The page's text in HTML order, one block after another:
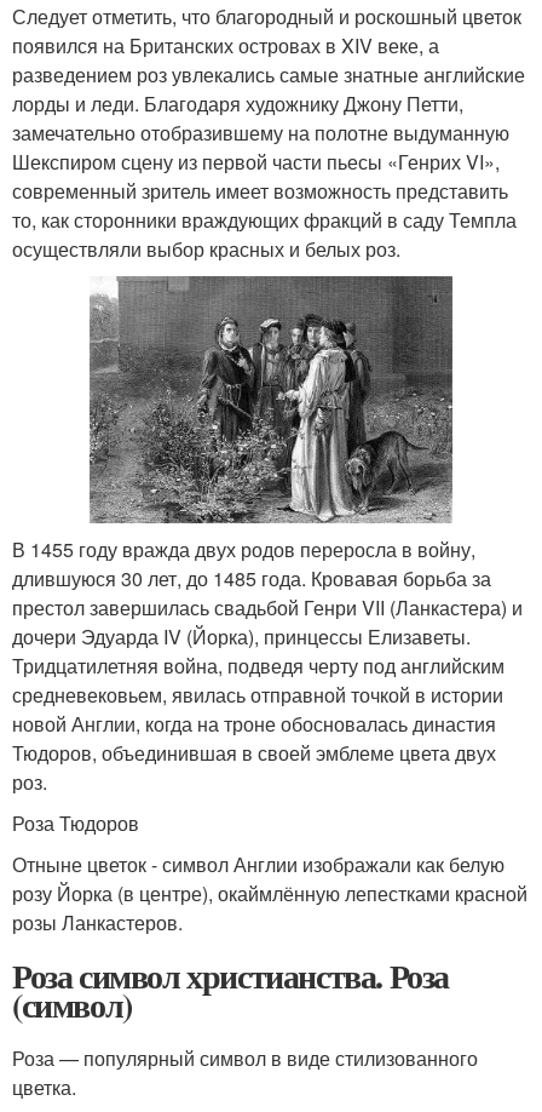
Следует отметить, что благородный и роскошный цветок
появился на Британских островах в XIV веке, а
разведением роз увлекались самые знатные английские
лорды и леди. Благодаря художнику Джону Петти,
замечательно отобразившему на полотне выдуманную
Шекспиром сцену из первой части пьесы «Генрих VI»,
современный зритель имеет возможность представить
то, как сторонники враждующих фракций в саду Темпла
осуществляли выбор красных и белых роз.
В 1455 году вражда двух родов переросла в войну,
длившуюся 30 лет, до 1485 года. Кровавая борьба за
престол завершилась свадьбой Генри VII (Ланкастера) и
дочери Эдуарда IV (Йорка), принцессы Елизаветы.
Тридцатилетняя война, подведя черту под английским
средневековьем, явилась отправной точкой в истории
новой Англии, когда на троне обосновалась династия
Тюдоров, объединившая в своей эмблеме цвета двух
роз.
Роза Тюдоров
Отныне цветок - символ Англии изображали как белую
розу Йорка (в центре), окаймлённую лепестками красной
розы Ланкастеров.
Роза символ христианства. Роза
(символ)
Роза — популярный символ в виде стилизованного
цветка.